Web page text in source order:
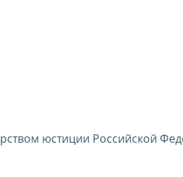
юстиции Российской